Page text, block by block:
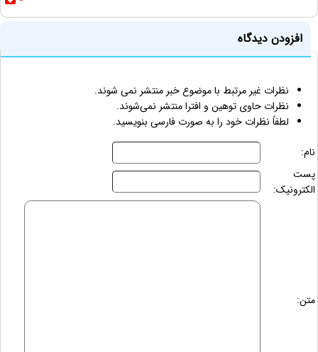
افزودن دیدگاه
نظرات غیر مرتبط با موضوع خبر منتشر نمی شوند.
نظرات حاوی توهین و افترا منتشر نمی‌شوند.
لطفاً نظرات خود را به صورت فارسی بنویسید.
نام:
پست
الکترونیک:
متن: